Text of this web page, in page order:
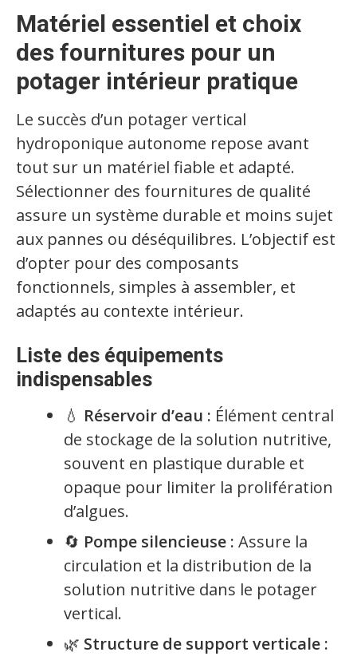
Matériel essentiel et choix
des fournitures pour un
potager intérieur pratique
Le succès d’un potager vertical
hydroponique autonome repose avant
tout sur un matériel fiable et adapté.
Sélectionner des fournitures de qualité
assure un système durable et moins sujet
aux pannes ou déséquilibres. L’objectif est
d’opter pour des composants
fonctionnels, simples à assembler, et
adaptés au contexte intérieur.
Liste des équipements
indispensables
💧 Réservoir d’eau : Élément central
de stockage de la solution nutritive,
souvent en plastique durable et
opaque pour limiter la prolifération
d’algues.
🔄 Pompe silencieuse : Assure la
circulation et la distribution de la
solution nutritive dans le potager
vertical.
🌿 Structure de support verticale :